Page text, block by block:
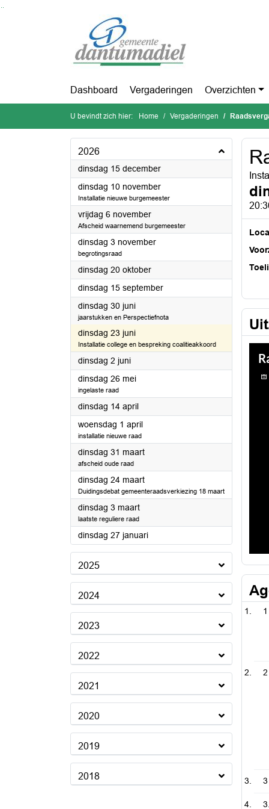
Ga naar de inhoud van deze pagina
Dashboard Vergaderingen Overzichten
U bevindt zich hier: Home Vergaderingen
2026
dinsdag 15 december2026
dinsdag 10 november2026
Installatie nieuwe burgemeester
vrijdag 6 november2026
Afscheid waarnemend burgemeester
dinsdag 3 november2026
begrotingsraad
dinsdag 20 oktober2026
dinsdag 15 september2026
dinsdag 30 juni2026
jaarstukken en Perspectiefnota
dinsdag 23 juni2026
Installatie college en bespreking coalitieakkoord
dinsdag 2 juni2026
dinsdag 26 mei2026
ingelaste raad
dinsdag 14 april2026
woensdag 1 april2026
installatie nieuwe raad
dinsdag 31 maart2026
afscheid oude raad
dinsdag 24 maart2026
Duidingsdebat gemeenteraadsverkiezing 18 maart
dinsdag 3 maart2026
laatste reguliere raad
dinsdag 27 januari2026
2025
2024
2023
2022
2021
2020
2019
2018
1
2
3